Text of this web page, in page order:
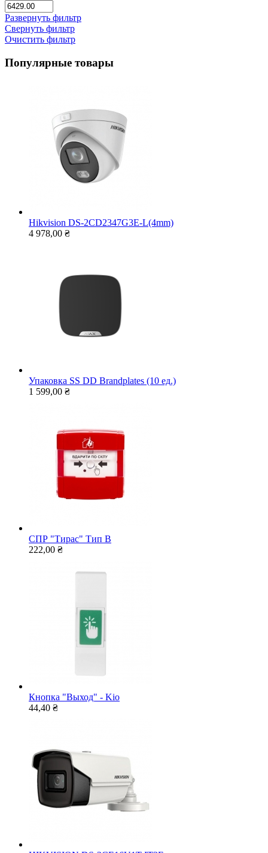
Развернуть фильтр
Свернуть фильтр
Очистить фильтр
Популярные товары
Hikvision DS-2CD2347G3E-L(4mm)
4 978,00 ₴
Упаковка SS DD Brandplates (10 ед.)
1 599,00 ₴
СПР "Тирас" Тип В
222,00 ₴
Кнопка "Выход" - Kio
44,40 ₴